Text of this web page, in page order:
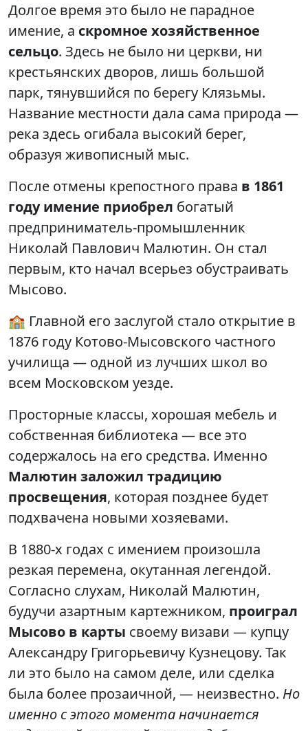
Долгое время это было не парадное
имение, а скромное хозяйственное
сельцо. Здесь не было ни церкви, ни
крестьянских дворов, лишь большой
парк, тянувшийся по берегу Клязьмы.
Название местности дала сама природа —
река здесь огибала высокий берег,
образуя живописный мыс.
После отмены крепостного права в 1861
году имение приобрел богатый
предприниматель-промышленник
Николай Павлович Малютин. Он стал
первым, кто начал всерьез обустраивать
Мысово.
🏫 Главной его заслугой стало открытие в
1876 году Котово-Мысовского частного
училища — одной из лучших школ во
всем Московском уезде.
Просторные классы, хорошая мебель и
собственная библиотека — все это
содержалось на его средства. Именно
Малютин заложил традицию
просвещения, которая позднее будет
подхвачена новыми хозяевами.
В 1880-х годах с имением произошла
резкая перемена, окутанная легендой.
Согласно слухам, Николай Малютин,
будучи азартным картежником, проиграл
Мысово в карты своему визави — купцу
Александру Григорьевичу Кузнецову. Так
ли это было на самом деле, или сделка
была более прозаичной, — неизвестно. Но
именно с этого момента начинается